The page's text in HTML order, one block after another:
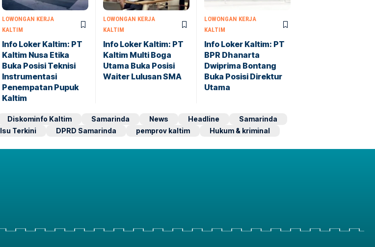
LOWONGAN KERJA
KALTIM
Info Loker Kaltim: PT
Kaltim Nusa Etika
Buka Posisi Teknisi
Instrumentasi
Penempatan Pupuk
Kaltim
LOWONGAN KERJA
KALTIM
Info Loker Kaltim: PT
Kaltim Multi Boga
Utama Buka Posisi
Waiter Lulusan SMA
LOWONGAN KERJA
KALTIM
Info Loker Kaltim: PT
BPR Dhanarta
Dwiprima Bontang
Buka Posisi Direktur
Utama
Diskominfo Kaltim Samarinda News Headline
Samarinda
Isu Terkini DPRD Samarinda pemprov kaltim Hukum & kriminal